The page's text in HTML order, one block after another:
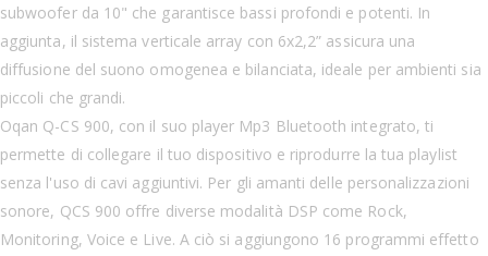
subwoofer da 10" che garantisce bassi profondi e potenti. In
aggiunta, il sistema verticale array con 6x2,2” assicura una
diffusione del suono omogenea e bilanciata, ideale per ambienti sia
piccoli che grandi.
Oqan Q-CS 900, con il suo player Mp3 Bluetooth integrato, ti
permette di collegare il tuo dispositivo e riprodurre la tua playlist
senza l'uso di cavi aggiuntivi. Per gli amanti delle personalizzazioni
sonore, QCS 900 offre diverse modalità DSP come Rock,
Monitoring, Voice e Live. A ciò si aggiungono 16 programmi effetto